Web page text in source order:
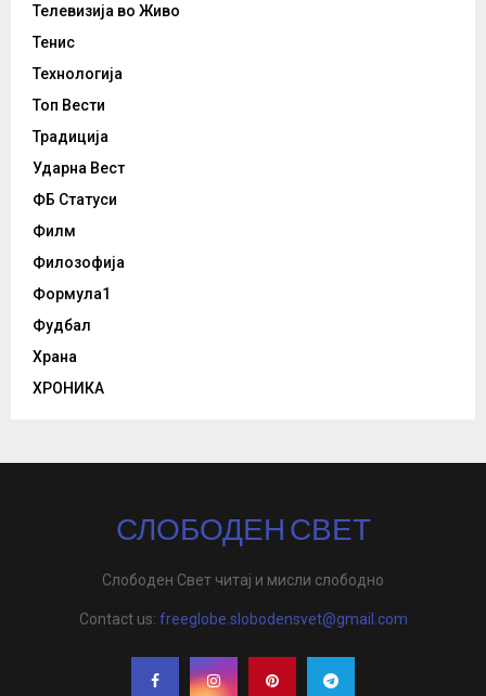
Телевизија во Живо
Тенис
Технологија
Топ Вести
Традиција
Ударна Вест
ФБ Статуси
Филм
Филозофија
Формула1
Фудбал
Храна
ХРОНИКА
СЛОБОДЕН СВЕТ
Слободен Свет читај и мисли слободно
Contact us: freeglobe.slobodensvet@gmail.com